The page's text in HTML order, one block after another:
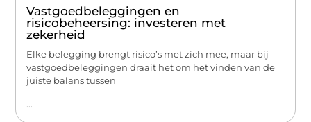
Vastgoedbeleggingen en
risicobeheersing: investeren met
zekerheid
Elke belegging brengt risico’s met zich mee, maar bij
vastgoedbeleggingen draait het om het vinden van de
juiste balans tussen
...